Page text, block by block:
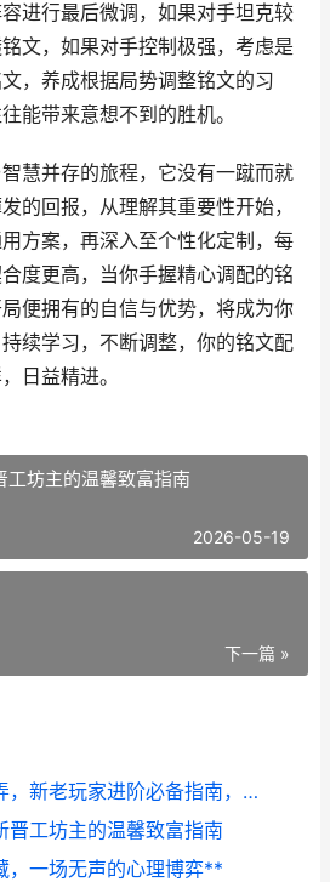
进行最后微调，如果对手坦克较
文，如果对手控制极强，考虑是
，养成根据局势调整铭文的习
能带来意想不到的胜机。
慧并存的旅程，它没有一蹴而就
的回报，从理解其重要性开始，
方案，再深入至个性化定制，每
度更高，当你手握精心调配的铭
便拥有的自信与优势，将成为你
续学习，不断调整，你的铭文配
日益精进。
工坊主的温馨致富指南
2026-05-19
下一篇 »
王者荣耀铭文怎么弄，新老玩家进阶必备指南，副标题，铭文系统深度解析与高效配置攻略
晋工坊主的温馨致富指南
，一场无声的心理博弈**